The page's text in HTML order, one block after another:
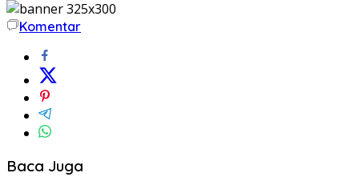
Komentar
Baca Juga